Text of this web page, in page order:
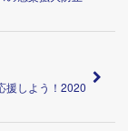
援しよう！2020